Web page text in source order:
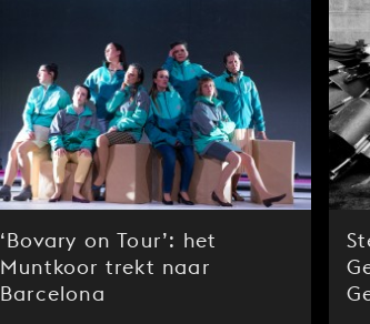
‘Bovary on Tour’: het
Muntkoor trekt naar
Barcelona